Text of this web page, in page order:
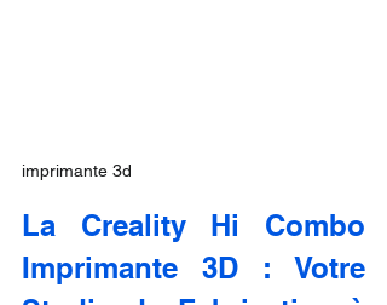
imprimante 3d
La Creality Hi Combo
Imprimante 3D : Votre